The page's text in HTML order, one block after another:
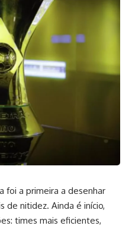
foi a primeira a desenhar
de nitidez. Ainda é início,
times mais eficientes,